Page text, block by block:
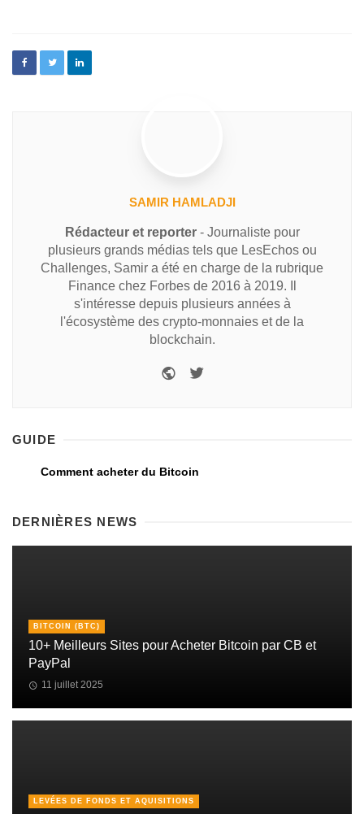
SAMIR HAMLADJI
Rédacteur et reporter- Journaliste pour
plusieurs grands médias tels que LesEchos ou
Challenges, Samir a été en charge de la rubrique
Finance chez Forbes de 2016 à 2019. Il
s'intéresse depuis plusieurs années à
l'écosystème des crypto-monnaies et de la
blockchain.
GUIDE
Comment acheter du Bitcoin
DERNIÈRES NEWS
BITCOIN (BTC)
10+ Meilleurs Sites pour Acheter Bitcoin par CB et
PayPal
11 juillet 2025
LEVÉES DE FONDS ET AQUISITIONS